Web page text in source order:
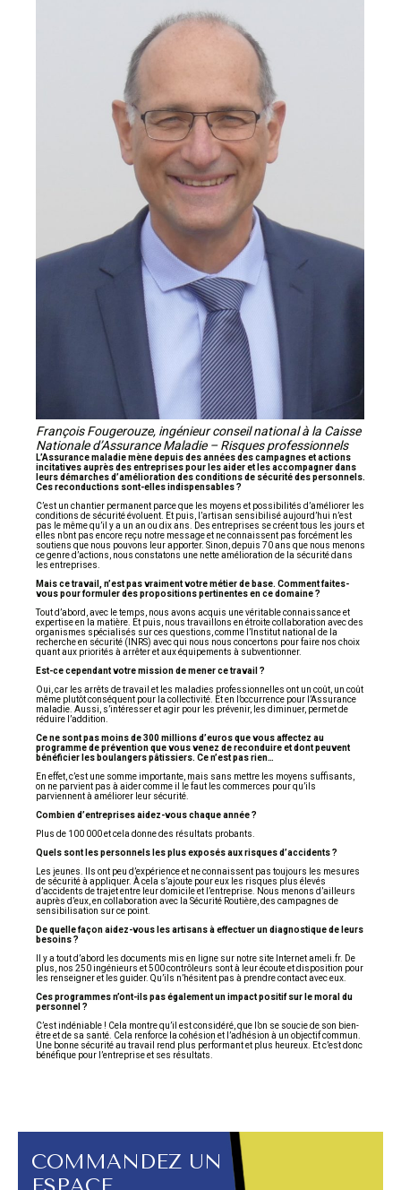
François Fougerouze, ingénieur conseil national à la Caisse
Nationale d’Assurance Maladie – Risques professionnels
L’Assurance maladie mène depuis des années des campagnes et actions
incitatives auprès des entreprises pour les aider et les accompagner dans
leurs démarches d’amélioration des conditions de sécurité des personnels.
Ces reconductions sont-elles indispensables ?
C’est un chantier permanent parce que les moyens et possibilités d’améliorer les
conditions de sécurité évoluent. Et puis, l’artisan sensibilisé aujourd’hui n’est
pas le même qu’il y a un an ou dix ans. Des entreprises se créent tous les jours et
elles n’ont pas encore reçu notre message et ne connaissent pas forcément les
soutiens que nous pouvons leur apporter. Sinon, depuis 70 ans que nous menons
ce genre d’actions, nous constatons une nette amélioration de la sécurité dans
les entreprises.
Mais ce travail, n’est pas vraiment votre métier de base. Comment faites-
vous pour formuler des propositions pertinentes en ce domaine ?
Tout d’abord, avec le temps, nous avons acquis une véritable connaissance et
expertise en la matière. Et puis, nous travaillons en étroite collaboration avec des
organismes spécialisés sur ces questions, comme l’Institut national de la
recherche en sécurité (INRS) avec qui nous nous concertons pour faire nos choix
quant aux priorités à arrêter et aux équipements à subventionner.
Est-ce cependant votre mission de mener ce travail ?
Oui, car les arrêts de travail et les maladies professionnelles ont un coût, un coût
même plutôt conséquent pour la collectivité. Et en l’occurrence pour l’Assurance
maladie. Aussi, s’intéresser et agir pour les prévenir, les diminuer, permet de
réduire l’addition.
Ce ne sont pas moins de 300 millions d’euros que vous affectez au
programme de prévention que vous venez de reconduire et dont peuvent
bénéficier les boulangers pâtissiers. Ce n’est pas rien…
En effet, c’est une somme importante, mais sans mettre les moyens suffisants,
on ne parvient pas à aider comme il le faut les commerces pour qu’ils
parviennent à améliorer leur sécurité.
Combien d’entreprises aidez-vous chaque année ?
Plus de 100 000 et cela donne des résultats probants.
Quels sont les personnels les plus exposés aux risques d’accidents ?
Les jeunes. Ils ont peu d’expérience et ne connaissent pas toujours les mesures
de sécurité à appliquer. À cela s’ajoute pour eux les risques plus élevés
d’accidents de trajet entre leur domicile et l’entreprise. Nous menons d’ailleurs
auprès d’eux, en collaboration avec la Sécurité Routière, des campagnes de
sensibilisation sur ce point.
De quelle façon aidez-vous les artisans à effectuer un diagnostique de leurs
besoins ?
Il y a tout d’abord les documents mis en ligne sur notre site Internet ameli.fr. De
plus, nos 250 ingénieurs et 500 contrôleurs sont à leur écoute et disposition pour
les renseigner et les guider. Qu’ils n’hésitent pas à prendre contact avec eux.
Ces programmes n’ont-ils pas également un impact positif sur le moral du
personnel ?
C’est indéniable ! Cela montre qu’il est considéré, que l’on se soucie de son bien-
être et de sa santé. Cela renforce la cohésion et l’adhésion à un objectif commun.
Une bonne sécurité au travail rend plus performant et plus heureux. Et c’est donc
bénéfique pour l’entreprise et ses résultats.
COMMANDEZ UN